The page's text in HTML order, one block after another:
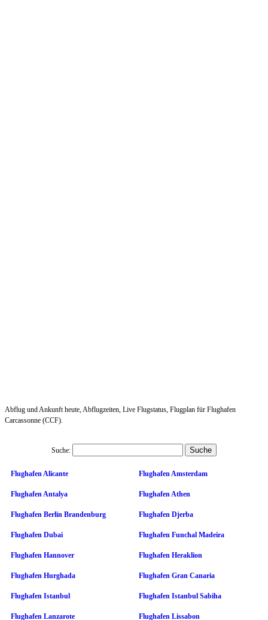
Abflug und Ankunft heute, Abflugzeiten, Live Flugstatus, Flugplan für Flughafen
Carcassonne (CCF).
Suche:
Flughafen Alicante Flughafen Amsterdam
Flughafen Antalya Flughafen Athen
Flughafen Berlin Brandenburg Flughafen Djerba
Flughafen Dubai Flughafen Funchal Madeira
Flughafen Hannover Flughafen Heraklion
Flughafen Hurghada Flughafen Gran Canaria
Flughafen Istanbul Flughafen Istanbul Sabiha
Flughafen Lanzarote Flughafen Lissabon